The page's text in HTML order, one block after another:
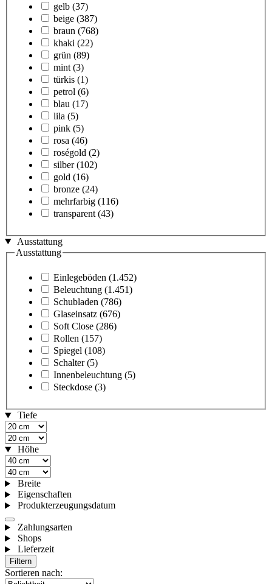
gelb (37)
beige (387)
braun (768)
khaki (22)
grün (89)
mint (3)
türkis (1)
petrol (6)
blau (17)
lila (5)
pink (5)
rosa (46)
roségold (2)
silber (102)
gold (16)
bronze (24)
mehrfarbig (116)
transparent (43)
Ausstattung
Ausstattung
Einlegeböden (1.452)
Beleuchtung (1.451)
Schubladen (786)
Glaseinsatz (676)
Soft Close (286)
Rollen (157)
Spiegel (108)
Schalter (5)
Innenbeleuchtung (5)
Steckdose (3)
Tiefe
Höhe
Breite
Eigenschaften
Produkterzeugungsdatum
Zahlungsarten
Shops
Lieferzeit
Filtern
Sortieren nach: